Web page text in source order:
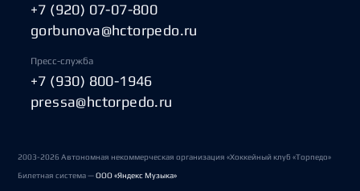
+7 (920) 07-07-800
gorbunova@hctorpedo.ru
Пресс-служба
+7 (930) 800-1946
pressa@hctorpedo.ru
2003-2026 Автономная некоммерческая организация «Хоккейный клуб «Торпедо»
Билетная система —ООО «Яндекс Музыка»